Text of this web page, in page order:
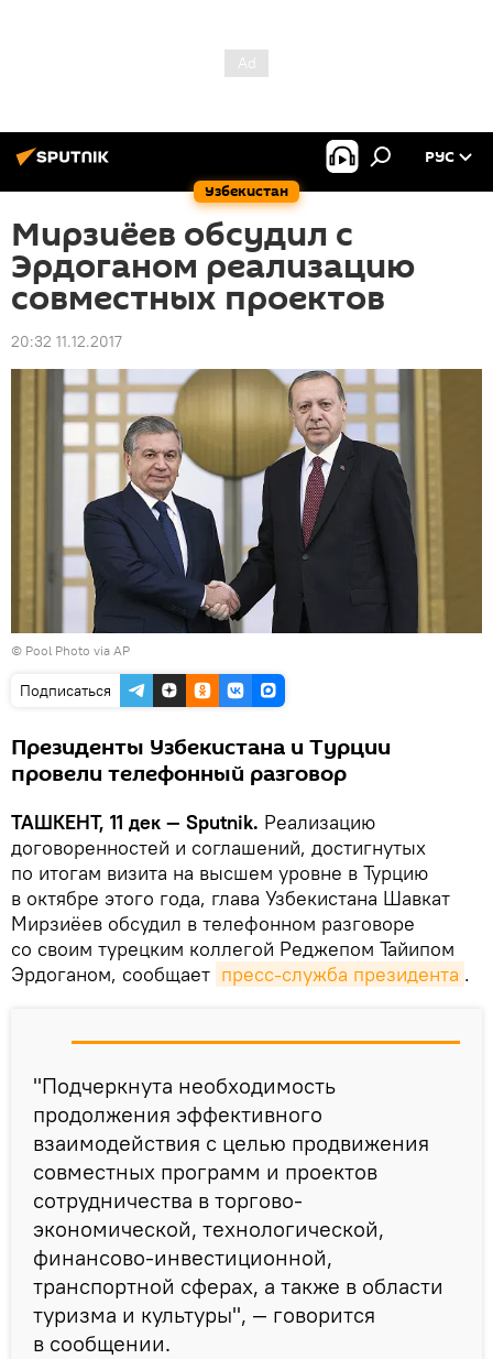
Узбекистан
РУС
Мирзиёев обсудил с
Эрдоганом реализацию
совместных проектов
20:32 11.12.2017
© Pool Photo via AP
Подписаться
Президенты Узбекистана и Турции
провели телефонный разговор
ТАШКЕНТ, 11 дек — Sputnik. Реализацию
договоренностей и соглашений, достигнутых
по итогам визита на высшем уровне в Турцию
в октябре этого года, глава Узбекистана Шавкат
Мирзиёев обсудил в телефонном разговоре
со своим турецким коллегой Реджепом Тайипом
Эрдоганом, сообщает пресс-служба президента .
"Подчеркнута необходимость
продолжения эффективного
взаимодействия с целью продвижения
совместных программ и проектов
сотрудничества в торгово-
экономической, технологической,
финансово-инвестиционной,
транспортной сферах, а также в области
туризма и культуры", — говорится
в сообщении.